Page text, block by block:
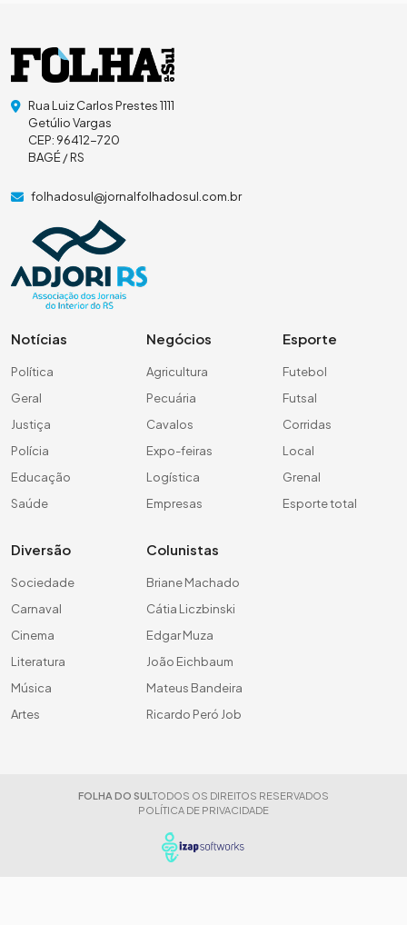
Rua Luiz Carlos Prestes 1111
Getúlio Vargas
CEP: 96412-720
BAGÉ / RS
folhadosul@jornalfolhadosul.com.br
Notícias
Política
Geral
Justiça
Polícia
Educação
Saúde
Negócios
Agricultura
Pecuária
Cavalos
Expo-feiras
Logística
Empresas
Esporte
Futebol
Futsal
Corridas
Local
Grenal
Esporte total
Diversão
Sociedade
Carnaval
Cinema
Literatura
Música
Artes
Colunistas
Briane Machado
Cátia Liczbinski
Edgar Muza
João Eichbaum
Mateus Bandeira
Ricardo Peró Job
FOLHA DO SUL TODOS OS DIREITOS RESERVADOS
POLÍTICA DE PRIVACIDADE